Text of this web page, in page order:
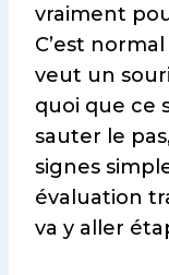
vraiment
C’est
veut un
quoi que ce
sauter le
signes
évaluation
va y aller